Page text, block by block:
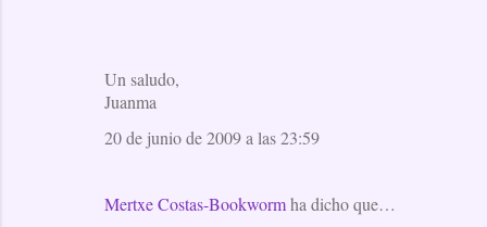
Un saludo,
Juanma
20 de junio de 2009 a las 23:59
Mertxe Costas-Bookwormha dicho que…